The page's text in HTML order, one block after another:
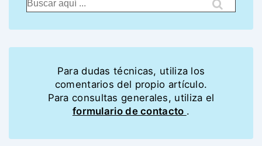
Para dudas técnicas, utiliza los
comentarios del propio artículo.
Para consultas generales, utiliza el
formulario de contacto .